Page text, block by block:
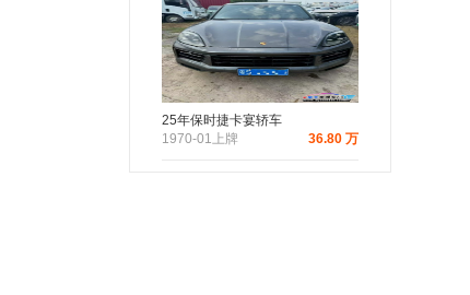
25年保时捷卡宴轿车
1970-01上牌
36.80 万